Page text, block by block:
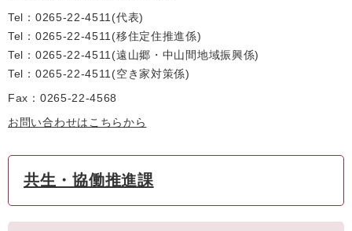
Tel：0265-22-4511
代表
Tel：0265-22-4511
移住定住推進係
Tel：0265-22-4511
遠山郷・中山間地域振興係
Tel：0265-22-4511
空き家対策係
Fax：0265-22-4568
お問い合わせはこちらから
共生・協働推進課